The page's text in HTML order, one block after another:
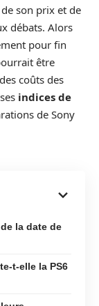
de son prix et de
débats. Alors
pour fin
être
coûts des
indices de
de Sony
la date de
t-elle la PS6